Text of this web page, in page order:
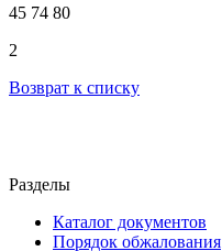
45 74 80
2
Возврат к списку
Разделы
Каталог документов
Порядок обжалования